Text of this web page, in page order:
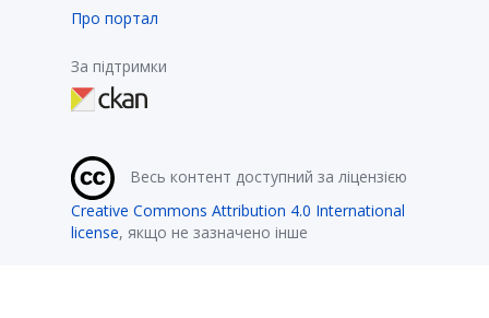
Про портал
За підтримки
Весь контент доступний за ліцензією
Creative Commons Attribution 4.0 International
license, якщо не зазначено інше